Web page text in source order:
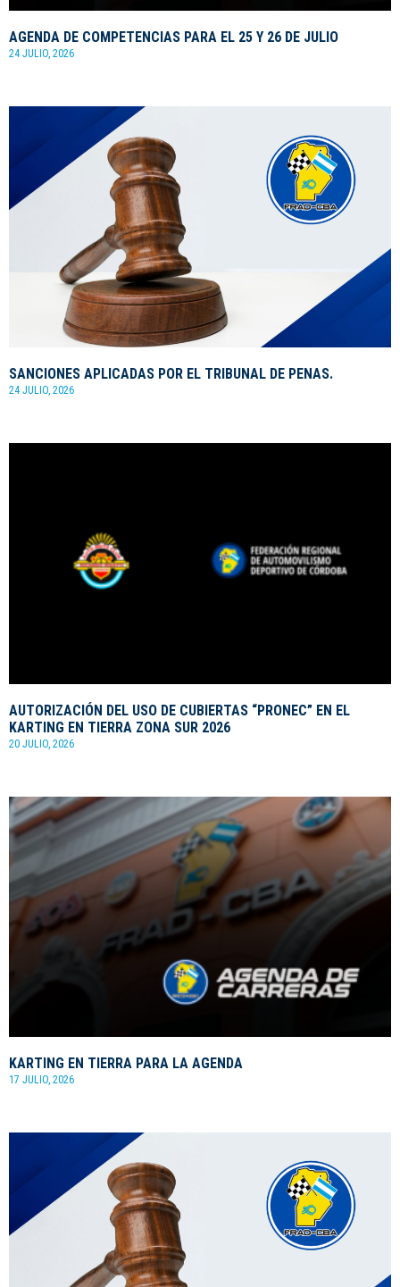
AGENDA DE COMPETENCIAS PARA EL 25 Y 26 DE JULIO
24 JULIO, 2026
SANCIONES APLICADAS POR EL TRIBUNAL DE PENAS.
24 JULIO, 2026
AUTORIZACIÓN DEL USO DE CUBIERTAS “PRONEC” EN EL
KARTING EN TIERRA ZONA SUR 2026
20 JULIO, 2026
KARTING EN TIERRA PARA LA AGENDA
17 JULIO, 2026